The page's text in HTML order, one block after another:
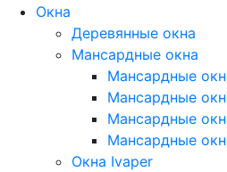
Окна
Деревянные окна
Мансардные окна
Мансардные
Мансардные
Мансардные
Мансардные
Окна Ivaper